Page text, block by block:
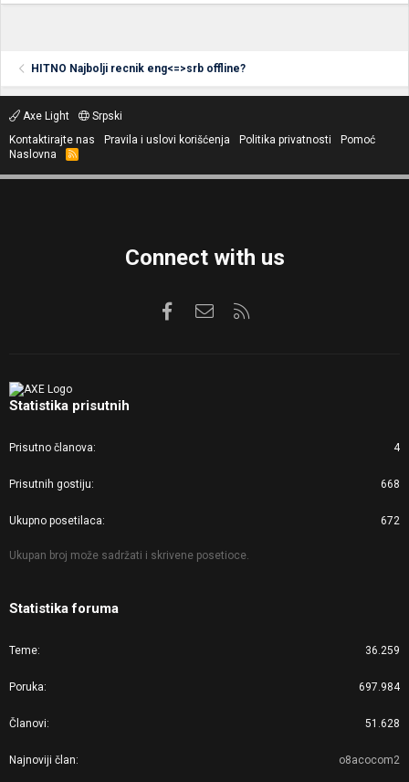
HITNO Najbolji recnik eng<=>srb offline?
Axe Light
Srpski
Kontaktirajte nas
Pravila i uslovi korišćenja Politika privatnosti
Pomoć
Naslovna
R
S
Connect with us
FacebookKontaktirajte nas
Statistika prisutnih
Prisutno članova 4
Prisutnih gostiju 668
Ukupno posetilaca 672
Ukupan broj može sadržati i skrivene posetioce.
Statistika foruma
Teme 36.259
Poruka 697.984
Članovi 51.628
Najnoviji član o8acocom2